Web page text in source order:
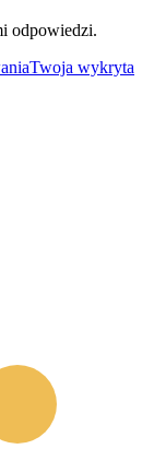
odpowiedzi.
Twoja wykryta